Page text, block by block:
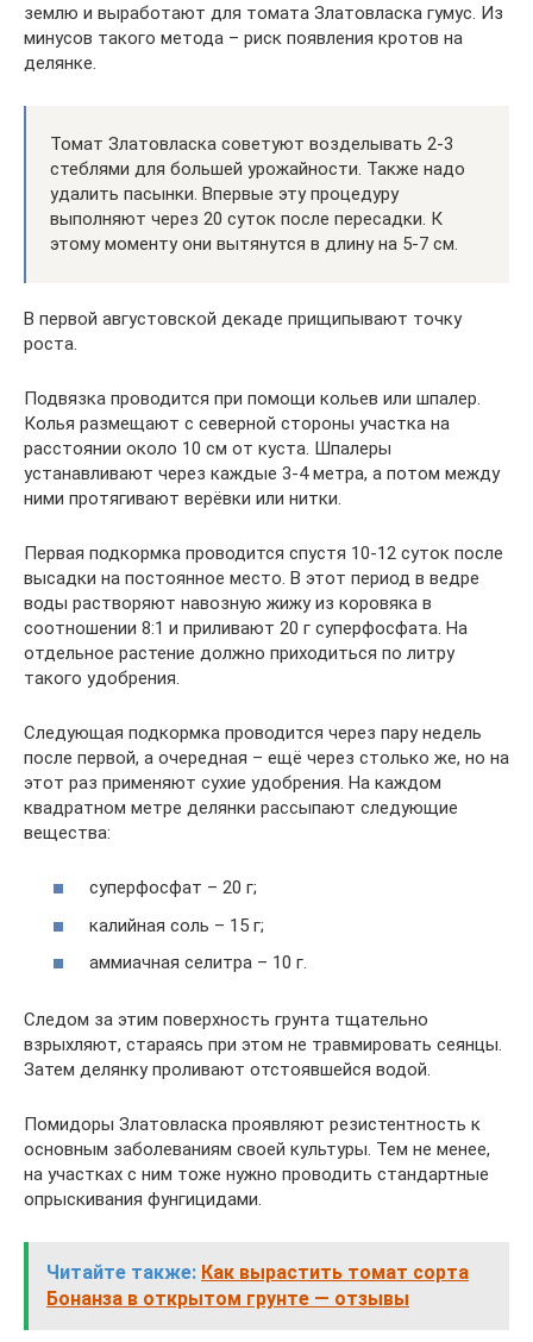
землю и выработают для томата Златовласка гумус. Из
минусов такого метода – риск появления кротов на
делянке.
Томат Златовласка советуют возделывать 2-3
стеблями для большей урожайности. Также надо
удалить пасынки. Впервые эту процедуру
выполняют через 20 суток после пересадки. К
этому моменту они вытянутся в длину на 5-7 см.
В первой августовской декаде прищипывают точку
роста.
Подвязка проводится при помощи кольев или шпалер.
Колья размещают с северной стороны участка на
расстоянии около 10 см от куста. Шпалеры
устанавливают через каждые 3-4 метра, а потом между
ними протягивают верёвки или нитки.
Первая подкормка проводится спустя 10-12 суток после
высадки на постоянное место. В этот период в ведре
воды растворяют навозную жижу из коровяка в
соотношении 8:1 и приливают 20 г суперфосфата. На
отдельное растение должно приходиться по литру
такого удобрения.
Следующая подкормка проводится через пару недель
после первой, а очередная – ещё через столько же, но на
этот раз применяют сухие удобрения. На каждом
квадратном метре делянки рассыпают следующие
вещества:
суперфосфат – 20 г;
калийная соль – 15 г;
аммиачная селитра – 10 г.
Следом за этим поверхность грунта тщательно
взрыхляют, стараясь при этом не травмировать сеянцы.
Затем делянку проливают отстоявшейся водой.
Помидоры Златовласка проявляют резистентность к
основным заболеваниям своей культуры. Тем не менее,
на участках с ним тоже нужно проводить стандартные
опрыскивания фунгицидами.
Читайте также: Как вырастить томат сорта
Бонанза в открытом грунте — отзывы